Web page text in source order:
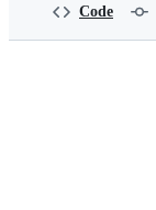
Code